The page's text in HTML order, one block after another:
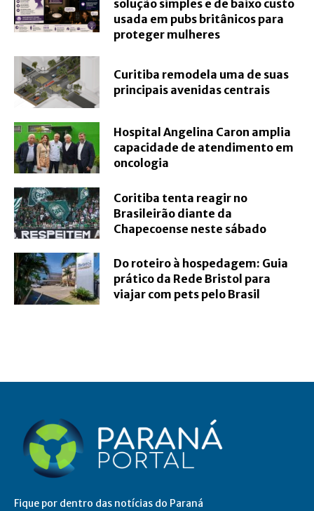
solução simples e de baixo custo
usada em pubs britânicos para
proteger mulheres
Curitiba remodela uma de suas
principais avenidas centrais
Hospital Angelina Caron amplia
capacidade de atendimento em
oncologia
Coritiba tenta reagir no
Brasileirão diante da
Chapecoense neste sábado
Do roteiro à hospedagem: Guia
prático da Rede Bristol para
viajar com pets pelo Brasil
Fique por dentro das notícias do Paraná